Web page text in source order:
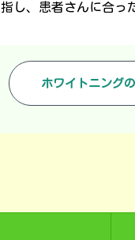
指し、患者さんに合っ
ホワイトニング